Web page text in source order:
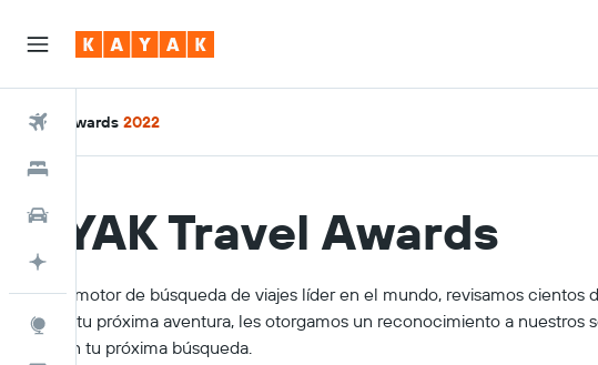
Vuelos
Autos
Explore
Travel Awards 2022
KAYAK Travel Awards
Como el motor de búsqueda de viajes líder en el mundo, revisamos
planificar tu próxima aventura, les otorgamos un reconocimiento a
cuenta en tu próxima búsqueda.